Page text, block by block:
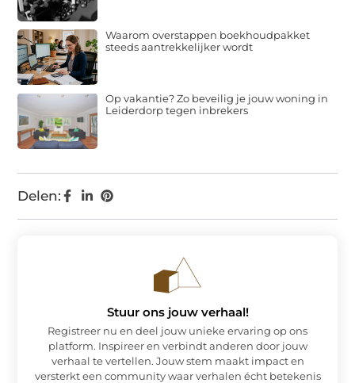
Delen:
Waarom overstappen boekhoudpakket
steeds aantrekkelijker wordt
Op vakantie? Zo beveilig je jouw woning in
Leiderdorp tegen inbrekers
Stuur ons jouw verhaal!
Registreer nu en deel jouw unieke ervaring op ons
platform. Inspireer en verbindt anderen door jouw
verhaal te vertellen. Jouw stem maakt impact en
versterkt een community waar verhalen écht betekenis